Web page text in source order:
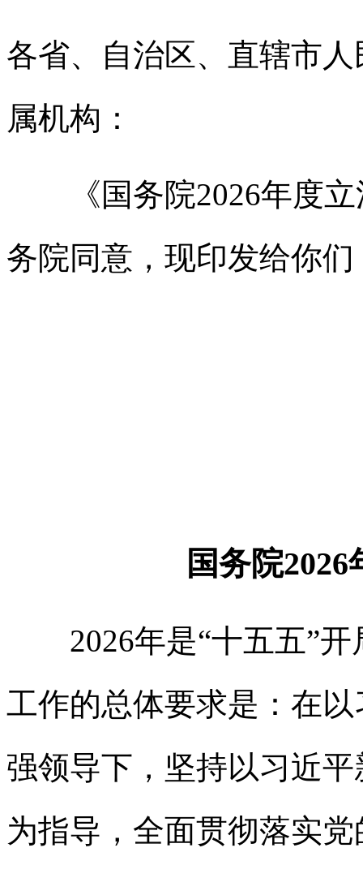
各省、自治区、直辖市
属机构：
《国务院2026年度立
务院同意，现印发给你
国务院
2026年是“十五五”开
工作的总体要求是：在
强领导下，坚持以习近
为指导，全面贯彻落实